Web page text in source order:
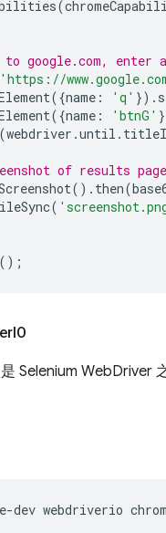
(
google.com, enter
'https://
({name : 'q' }).
({name : 'btnG'
(webdriver .until .
of results
(). then(
(
();
IO
是 Selenium WebDriver
dev webdriverio